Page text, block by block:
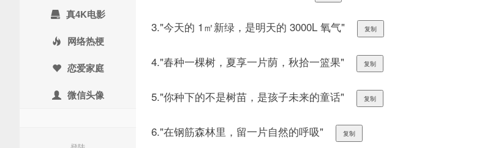
真4K电影
网络热梗
恋爱家庭
微信头像
3."今天的 1㎡新绿，是明天的 3000L 氧气" 复制
4."春种一棵树，夏享一片荫，秋拾一篮果" 复制
5."你种下的不是树苗，是孩子未来的童话" 复制
6."在钢筋森林里，留一片自然的呼吸" 复制